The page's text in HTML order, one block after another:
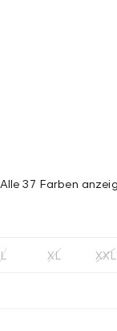
Alle 37 Farben
L XL XXL